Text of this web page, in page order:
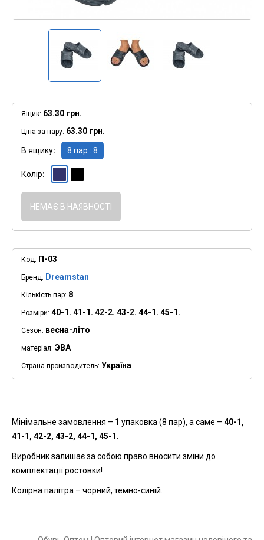
Ящик: 63.30 грн.
Ціна за пару: 63.30 грн.
В ящику 8 пар : 8
Колір
НЕМАЄ В НАЯВНОСТІ
Код: П-03
Бренд: Dreamstan
Кількість пар: 8
Розміри: 40-1. 41-1. 42-2. 43-2. 44-1. 45-1.
Сезон: весна-літо
матеріал: ЭВА
Страна производитель: Україна
Мінімальне замовлення – 1 упаковка (8 пар), а саме – 40-1,
41-1, 42-2, 43-2, 44-1, 45-1
Виробник залишає за собою право вносити зміни до
комплектації ростовки!
Колірна палітра – чорний, темно-синій.